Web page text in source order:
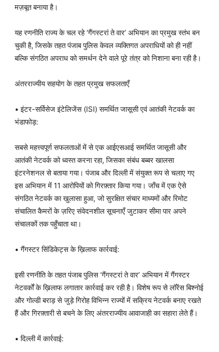
मज़बूत बनाया है।
यह रणनीति राज्य के चल रहे ‘गैंगस्टरां ते वार’ अभियान का प्रमुख स्तंभ बन
चुकी है, जिसके तहत पंजाब पुलिस केवल व्यक्तिगत अपराधियों को ही नहीं
बल्कि संगठित अपराध को समर्थन देने वाले पूरे तंत्र को निशाना बना रही है।
अंतरराज्यीय सहयोग के तहत प्रमुख सफलताएँ
• इंटर-सर्विसेज इंटेलिजेंस (ISI) समर्थित जासूसी एवं आतंकी नेटवर्क का
भंडाफोड़:
सबसे महत्त्वपूर्ण सफलताओं में से एक आईएसआई समर्थित जासूसी और
आतंकी नेटवर्क को ध्वस्त करना रहा, जिसका संबंध बब्बर खालसा
इंटरनेशनल से बताया गया। पंजाब और दिल्ली में संयुक्त रूप से चलाए गए
इस अभियान में 11 आरोपियों को गिरफ़्तार किया गया। जाँच में एक ऐसे
संगठित नेटवर्क का खुलासा हुआ, जो सुरक्षित संचार माध्यमों और रिमोट
संचालित कैमरों के ज़रिए संवेदनशील सूचनाएँ जुटाकर सीमा पार अपने
संचालकों तक पहुँचाता था।
• गैंगस्टर सिंडिकेट्स के ख़िलाफ कार्रवाई:
इसी रणनीति के तहत पंजाब पुलिस ‘गैंगस्टरां ते वार’ अभियान में गैंगस्टर
नेटवर्कों के ख़िलाफ लगातार कार्रवाई कर रही है। विशेष रूप से लॉरेंस बिश्नोई
और गोल्डी बराड़ से जुड़े गिरोह विभिन्न राज्यों में सक्रिय नेटवर्क बनाए रखते
हैं और गिरफ़्तारी से बचने के लिए अंतरराज्यीय आवाजाही का सहारा लेते हैं।
• दिल्ली में कार्रवाई: